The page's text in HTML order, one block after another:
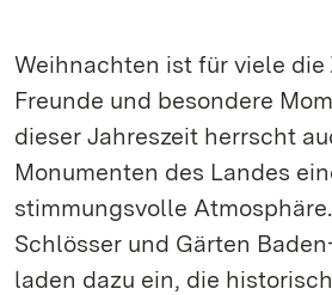
Weihnachten ist für viele die
Freunde und besondere
dieser Jahreszeit herrscht
Monumenten des Landes
stimmungsvolle
Schlösser und Gärten
laden dazu ein, die